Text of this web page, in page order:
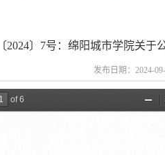
2024〕7号：绵阳城市学院关于
发布日期：2024-